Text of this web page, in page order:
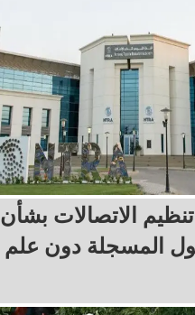
الاتصالات بشأن
المسجلة دون علم